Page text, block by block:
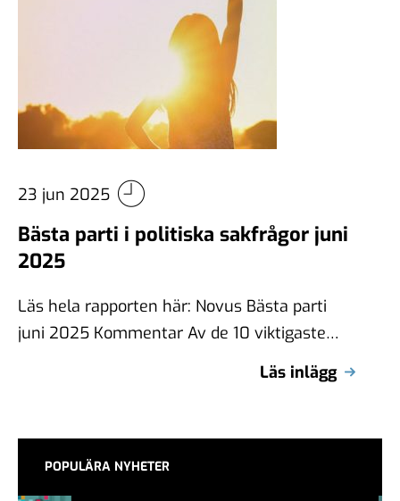
23 jun 2025
Bästa parti i politiska sakfrågor juni
2025
Läs hela rapporten här: Novus Bästa parti
juni 2025 Kommentar Av de 10 viktigaste
Läs inlägg
POPULÄRA NYHETER